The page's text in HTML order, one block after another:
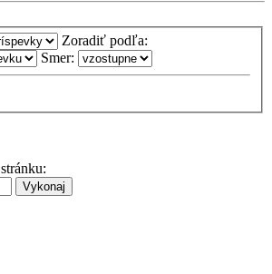
Zoradiť podľa:
Smer: